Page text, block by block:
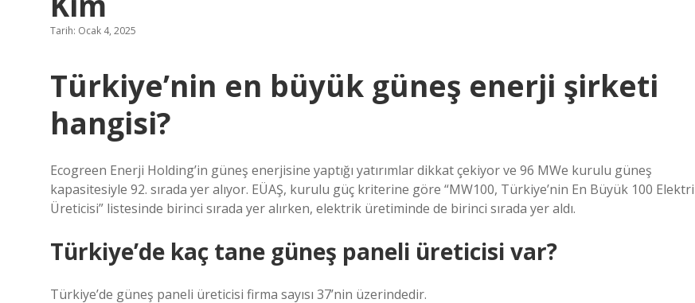
Tarih: Ocak 4, 2025
Türkiye’nin en büyük güneş enerji şirketi
hangisi?
Ecogreen Enerji Holding’in güneş enerjisine yaptığı yatırımlar dikkat çekiyor ve 96 MWe kurulu güneş
kapasitesiyle 92. sırada yer alıyor. EÜAŞ, kurulu güç kriterine göre “MW100, Türkiye’nin En Büyük 100
Üreticisi” listesinde birinci sırada yer alırken, elektrik üretiminde de birinci sırada yer aldı.
Türkiye’de kaç tane güneş paneli üreticisi var?
Türkiye’de güneş paneli üreticisi firma sayısı 37’nin üzerindedir.